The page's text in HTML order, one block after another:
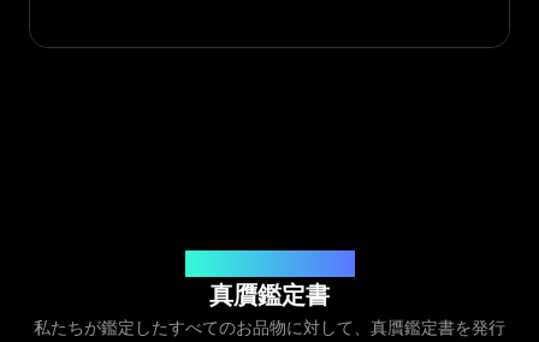
真贋鑑定書
私たちが鑑定したすべてのお品物に対して、真贋鑑定書を発行